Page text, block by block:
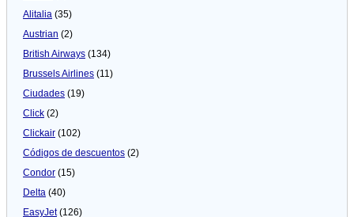
Alitalia (35)
Austrian (2)
British Airways (134)
Brussels Airlines (11)
Ciudades (19)
Click (2)
Clickair (102)
Códigos de descuentos (2)
Condor (15)
Delta (40)
EasyJet(126)